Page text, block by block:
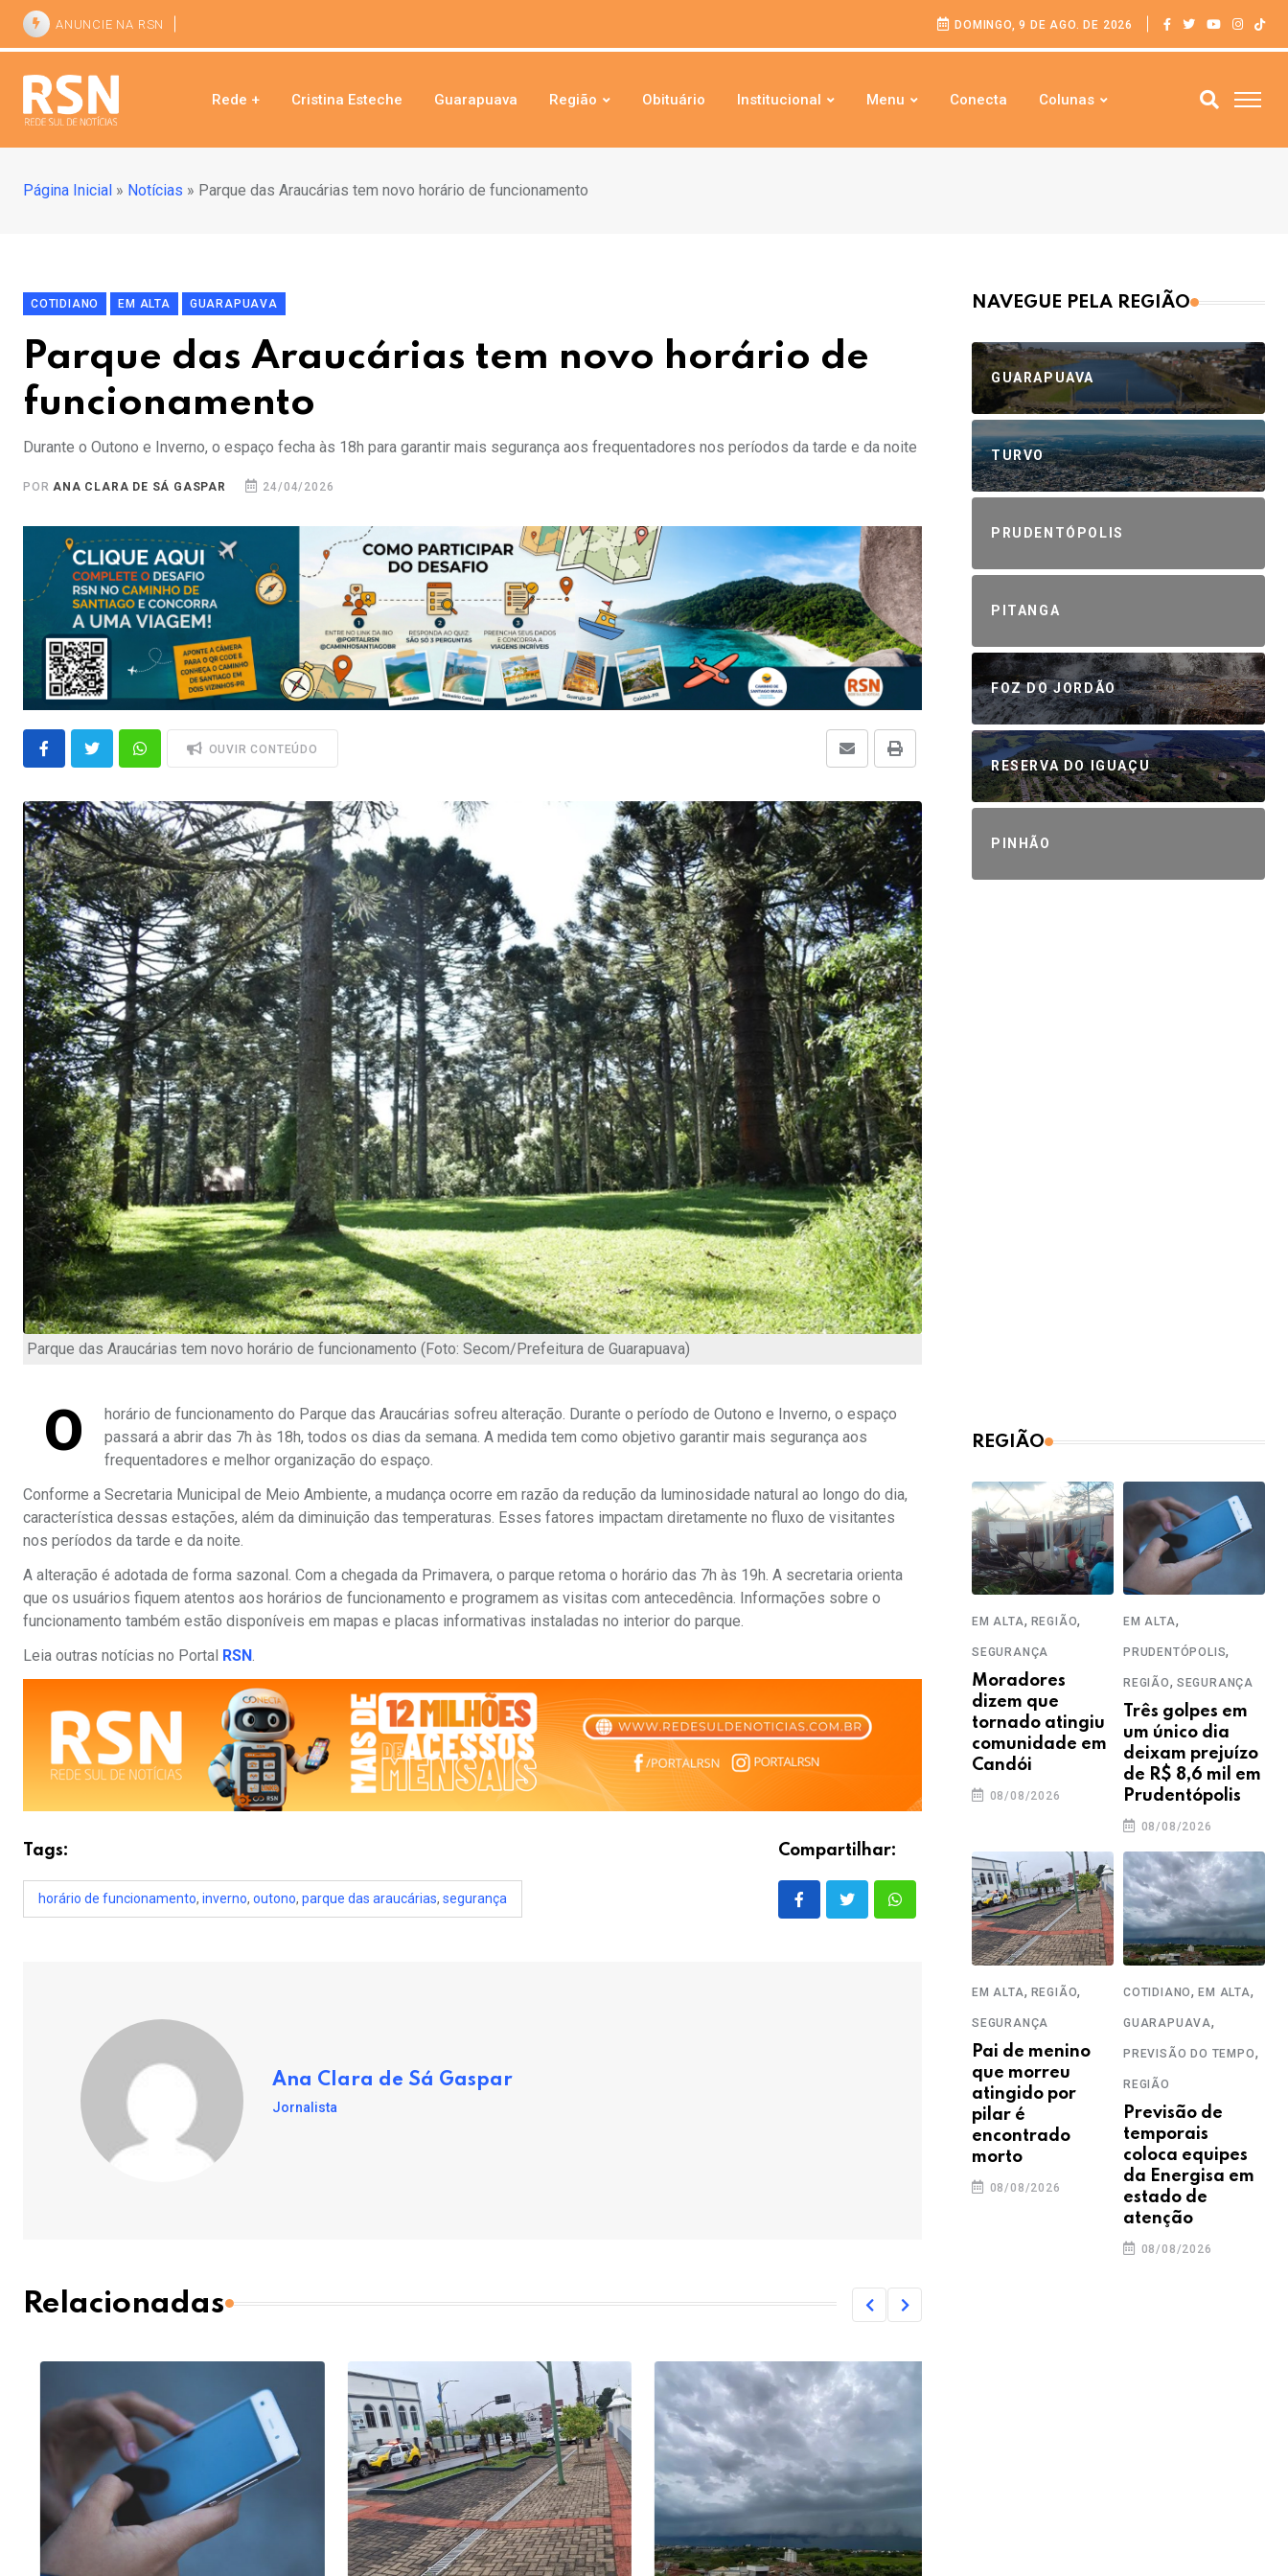
ANUNCIE NA RSN DOMINGO, 9 DE AGO. DE 2026
Rede + Cristina Esteche Guarapuava Região Obituário Institucional Menu Conecta Colunas
Página Inicial » Notícias » Parque das Araucárias tem novo horário de funcionamento
COTIDIANO EM ALTA GUARAPUAVA
Parque das Araucárias tem novo horário de
funcionamento
Durante o Outono e Inverno, o espaço fecha às 18h para garantir mais segurança aos frequentadores nos períodos da tarde e da noite
PORANA CLARA DE SÁ GASPAR 24/04/2026
OUVIR CONTEÚDO
Parque das Araucárias tem novo horário de funcionamento (Foto: Secom/Prefeitura de Guarapuava)
O
horário de funcionamento do Parque das Araucárias sofreu alteração. Durante o período de Outono e Inverno, o espaço
passará a abrir das 7h às 18h, todos os dias da semana. A medida tem como objetivo garantir mais segurança aos
frequentadores e melhor organização do espaço.
Conforme a Secretaria Municipal de Meio Ambiente, a mudança ocorre em razão da redução da luminosidade natural ao longo do dia,
característica dessas estações, além da diminuição das temperaturas. Esses fatores impactam diretamente no fluxo de visitantes
nos períodos da tarde e da noite.
A alteração é adotada de forma sazonal. Com a chegada da Primavera, o parque retoma o horário das 7h às 19h. A secretaria orienta
que os usuários fiquem atentos aos horários de funcionamento e programem as visitas com antecedência. Informações sobre o
funcionamento também estão disponíveis em mapas e placas informativas instaladas no interior do parque.
Leia outras notícias no Portal RSN.
Tags:
horário de funcionamento, inverno, outono, parque das araucárias, segurança
Compartilhar:
Ana Clara de Sá Gaspar
Jornalista
Relacionadas
NAVEGUE PELA REGIÃO
GUARAPUAVA
TURVO
PRUDENTÓPOLIS
PITANGA
FOZ DO JORDÃO
RESERVA DO IGUAÇU
PINHÃO
REGIÃO
EM ALTA, REGIÃO,
SEGURANÇA
Moradores
dizem que
tornado atingiu
comunidade em
Candói
08/08/2026
EM ALTA,
PRUDENTÓPOLIS,
REGIÃO, SEGURANÇA
Três golpes em
um único dia
deixam prejuízo
de R$ 8,6 mil em
Prudentópolis
08/08/2026
EM ALTA, REGIÃO,
SEGURANÇA
Pai de menino
que morreu
atingido por
pilar é
encontrado
morto
08/08/2026
COTIDIANO,EM ALTA,
GUARAPUAVA,
PREVISÃO DO TEMPO,
REGIÃO
Previsão de
temporais
coloca equipes
da Energisa em
estado de
atenção
08/08/2026